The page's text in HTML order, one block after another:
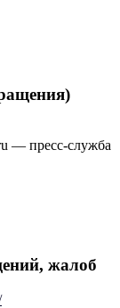
— пресс-служба
жалоб